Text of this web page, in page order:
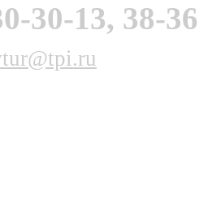
30-13, 38-